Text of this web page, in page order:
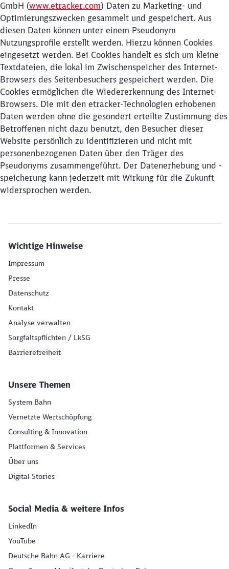
GmbH (www.etracker.com) Daten zu Marketing- und
Optimierungszwecken gesammelt und gespeichert. Aus
diesen Daten können unter einem Pseudonym
Nutzungsprofile erstellt werden. Hierzu können Cookies
eingesetzt werden. Bei Cookies handelt es sich um kleine
Textdateien, die lokal im Zwischenspeicher des Internet-
Browsers des Seitenbesuchers gespeichert werden. Die
Cookies ermöglichen die Wiedererkennung des Internet-
Browsers. Die mit den etracker-Technologien erhobenen
Daten werden ohne die gesondert erteilte Zustimmung des
Betroffenen nicht dazu benutzt, den Besucher dieser
Website persönlich zu identifizieren und nicht mit
personenbezogenen Daten über den Träger des
Pseudonyms zusammengeführt. Der Datenerhebung und -
speicherung kann jederzeit mit Wirkung für die Zukunft
widersprochen werden.
Wichtige Hinweise
Impressum
Presse
Datenschutz
Kontakt
Analyse verwalten
Sorgfaltspflichten / LkSG
Barrierefreiheit
Unsere Themen
System Bahn
Vernetzte Wertschöpfung
Consulting & Innovation
Plattformen & Services
Über uns
Digital Stories
Social Media & weitere Infos
LinkedIn
YouTube
Deutsche Bahn AG - Karriere
Schließen
Möchten Sie zuweitergeleitet
werden?
Abbrechen Weiter